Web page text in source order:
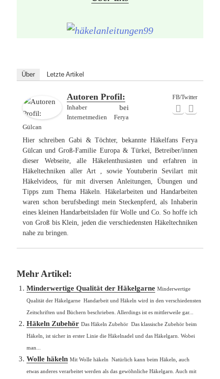
Über Letzte Artikel
FB/Twitter
Autoren Profil:
Inhaberbei
Internetmedien Ferya
Gülcan
Hier schreiben Gabi & Töchter, bekannte Häkelfans Ferya
Gülcan und Groß-Familie Europa & Türkei, Betreiber/innen
dieser Webseite, alle Häkelenthusiasten und erfahren in
Häkeltechniken aller Art , sowie Youtuberin Sevilart mit
Häkelvideos, für mit diversen Anleitungen, Übungen und
Tipps zum Thema Häkeln. Häkelarbeiten und Handarbeiten
waren schon berufsbedingt mein Steckenpferd, als Inhaberin
eines kleinen Handarbeitsladen für Wolle und Co. So hoffe ich
von Groß bis Klein, jeden die verschiedensten Häkeltechniken
nahe zu bringen.
Mehr Artikel:
Minderwertige Qualität der Häkelgarne Minderwertige
Qualität der Häkelgarne Handarbeit und Häkeln wird in den verschiedensten
Zeitschriften und Büchern beschrieben. Allerdings ist es mittlerweile gar...
Häkeln Zubehör Das Häkeln Zubehör Das klassische Zubehör beim
Häkeln, ist sicher in erster Linie die Häkelnadel und das Häkelgarn. Wobei
man...
Wolle häkeln Mit Wolle häkeln Natürlich kann beim Häkeln, auch
etwas anderes verarbeitet werden als das gewöhnliche Häkelgarn. Auch mit